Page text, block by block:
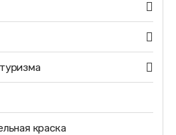
краска